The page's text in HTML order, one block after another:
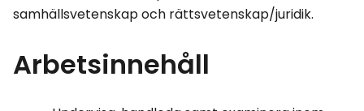
samhällsvetenskap och rättsvetenskap/juridik.
Arbetsinnehåll